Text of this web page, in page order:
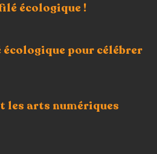
écologique !
pour célébrer
les arts numériques